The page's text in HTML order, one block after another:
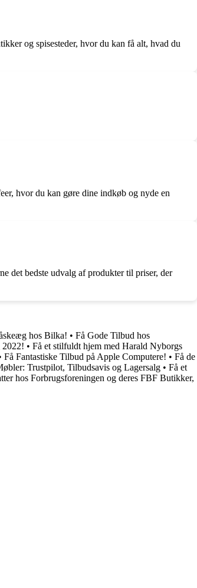
og spisesteder, hvor du kan få alt, hvad du
hvor du kan gøre dine indkøb og nyde en
det bedste udvalg af produkter til priser, der
hos Bilka! • Få Gode Tilbud hos
2022! • Få et stilfuldt hjem med Harald Nyborgs
Få Fantastiske Tilbud på Apple Computere! • Få de
Trustpilot, Tilbudsavis og Lagersalg • Få et
hos Forbrugsforeningen og deres FBF Butikker,